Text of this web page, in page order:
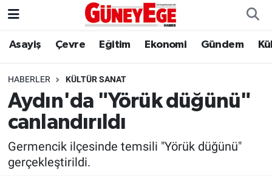
Asayiş Çevre Eğitim Ekonomi Gündem
HABERLER KÜLTÜR SANAT
Aydın'da "Yörük düğünü"
canlandırıldı
Germencik ilçesinde temsili "Yörük düğünü"
gerçekleştirildi.
Asayiş
Çevre
Eğitim
Ekonomi
Gündem
İstanbul Hava Durumu
İstanbul Trafik Yoğunluk Haritası
Süper Lig Puan Durumu ve Fikstür
Tüm Manşetler
Son Dakika Haberleri